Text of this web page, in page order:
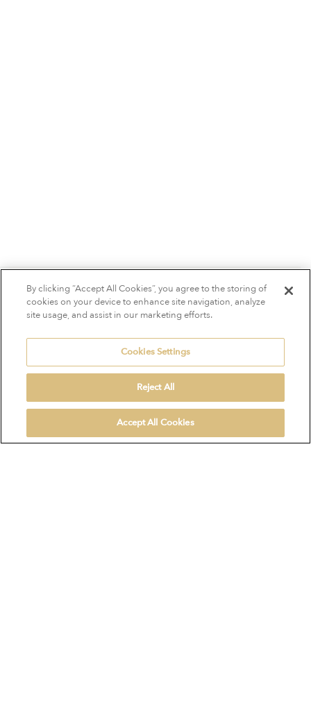
By clicking “Accept All Cookies”, you agree to the storing of
cookies on your device to enhance site navigation, analyze
site usage, and assist in our marketing efforts.
Cookies Settings
Reject All
Accept All Cookies